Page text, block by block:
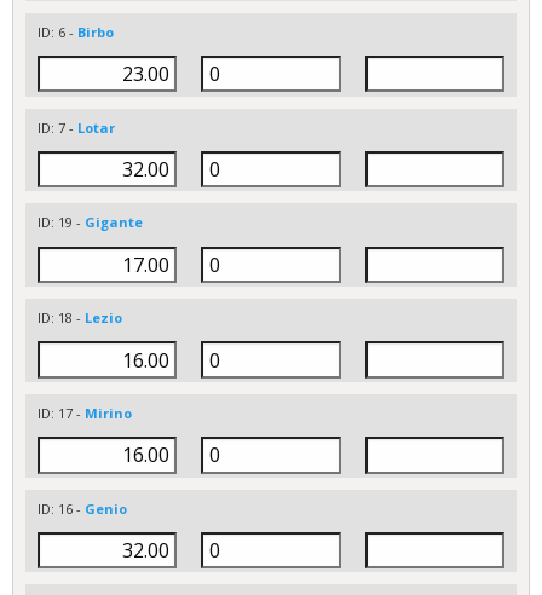
ID: 6 - Birbo
ID: 7 - Lotar
ID: 19 - Gigante
ID: 18 - Lezio
ID: 17 - Mirino
ID: 16 - Genio